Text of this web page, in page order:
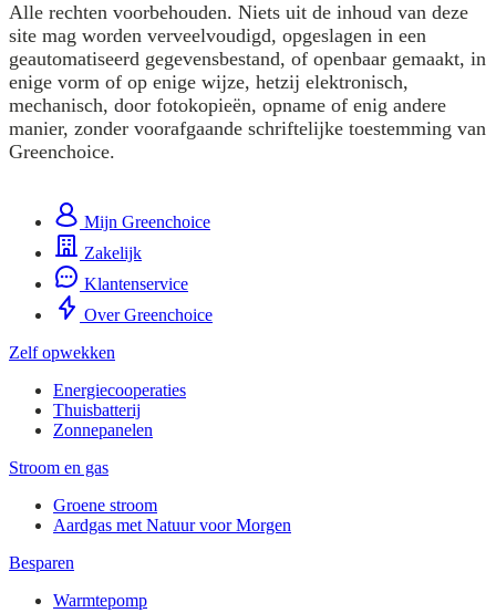
Alle rechten voorbehouden. Niets uit de inhoud van deze
site mag worden verveelvoudigd, opgeslagen in een
geautomatiseerd gegevensbestand, of openbaar gemaakt, in
enige vorm of op enige wijze, hetzij elektronisch,
mechanisch, door fotokopieën, opname of enig andere
manier, zonder voorafgaande schriftelijke toestemming van
Greenchoice.
Mijn Greenchoice
Zakelijk
Klantenservice
Over Greenchoice
Zelf opwekken
Energiecooperaties
Thuisbatterij
Zonnepanelen
Stroom en gas
Groene stroom
Aardgas met Natuur voor Morgen
Besparen
Warmtepomp